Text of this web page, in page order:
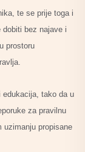
te se prije toga i
bez najave i
prostoru
edukacija, tako da u
za pravilnu
uzimanju propisane